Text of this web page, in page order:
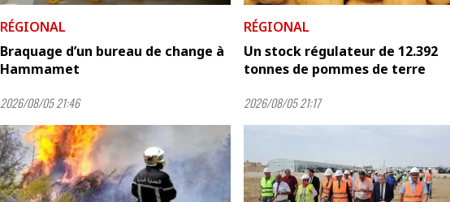
RÉGIONAL
Braquage d’un bureau de change à
Hammamet
2026/08/05 21:46
RÉGIONAL
Un stock régulateur de 12.392
tonnes de pommes de terre
2026/08/05 21:17